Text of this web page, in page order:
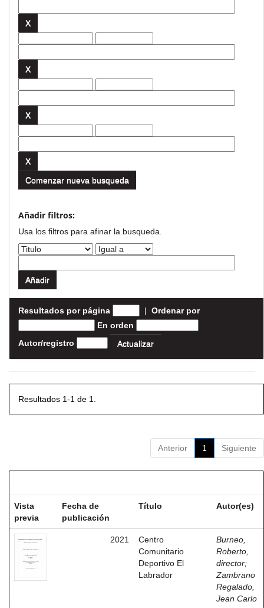
Comenzar nueva busqueda
Añadir filtros:
Usa los filtros para afinar la busqueda.
Resultados por página | Ordenar por
En orden
Autor/registro
Resultados 1-1 de 1.
Anterior 1 Siguiente
Vista
previa
Fecha de
publicación
Título Autor(es)
2021
Centro
Comunitario
Deportivo El
Labrador
Burneo,
Roberto,
director;
Zambrano
Regalado,
Jean Carlo